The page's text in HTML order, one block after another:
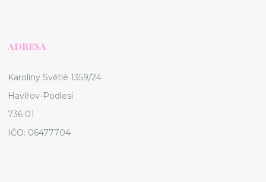
ADRESA
Karolíny Světlé 1359/24
Havířov-Podlesí
736 01
IČO: 06477704